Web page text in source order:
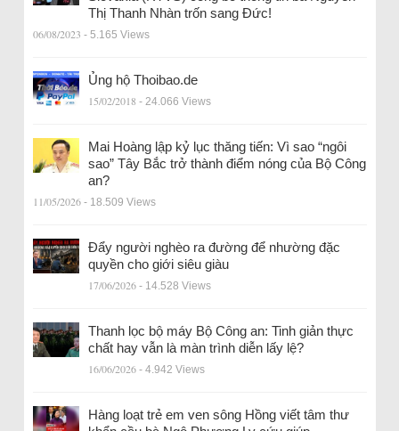
Thị Thanh Nhàn trốn sang Đức!
06/08/2023 - 5.165 Views
Ủng hộ Thoibao.de
15/02/2018 - 24.066 Views
Mai Hoàng lập kỷ lục thăng tiến: Vì sao “ngôi
sao” Tây Bắc trở thành điểm nóng của Bộ Công
an?
11/05/2026 - 18.509 Views
Đẩy người nghèo ra đường để nhường đặc
quyền cho giới siêu giàu
17/06/2026 - 14.528 Views
Thanh lọc bộ máy Bộ Công an: Tinh giản thực
chất hay vẫn là màn trình diễn lấy lệ?
16/06/2026 - 4.942 Views
Hàng loạt trẻ em ven sông Hồng viết tâm thư